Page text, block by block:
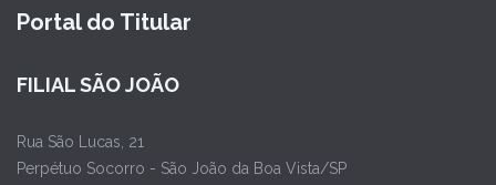
Portal do Titular
FILIAL SÃO JOÃO
Rua São Lucas, 21
Perpétuo Socorro - São João da Boa Vista/SP